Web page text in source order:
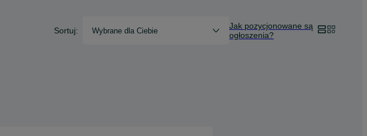
Sortuj: Wybrane dla Ciebie
Jak pozycjonowane są
ogłoszenia?